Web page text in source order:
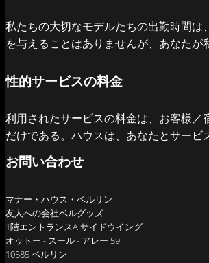
私たちの大切なモデルたちの出勤時間
を与えることはありませんが、あなた
性的サービスの料金
利用されたサービスの料金は、お客様
だけである。ハウスは、あなたとサー
お問い合わせ
マナー・ハウス・ベルリン
友人への会社ベルグッズ
1階エントランスA サイドウイング
オットー - スール - アレー 59
10585 ベルリン